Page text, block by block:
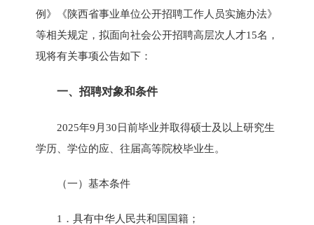
例》《陕西省事业单位公开招聘工作人员实施办法》
等相关规定，拟面向社会公开招聘高层次人才15名，
现将有关事项公告如下：
一、招聘对象和条件
2025年9月30日前毕业并取得硕士及以上研究生
学历、学位的应、往届高等院校毕业生。
（一）基本条件
1．具有中华人民共和国国籍；